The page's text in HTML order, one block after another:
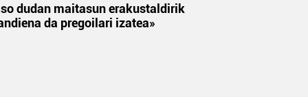
dudan maitasun erakustaldirik
da pregoilari izatea»